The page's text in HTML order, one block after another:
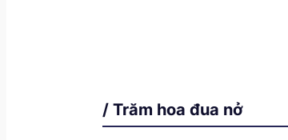
/ Trăm hoa đua nở